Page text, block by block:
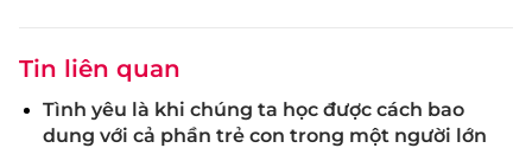
Tin liên quan
Tình yêu là khi chúng ta học được cách bao
dung với cả phần trẻ con trong một người lớn